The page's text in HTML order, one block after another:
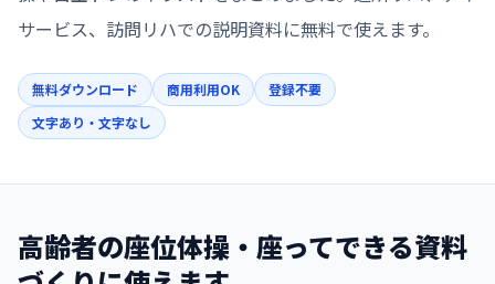
サービス、訪問リハでの説明資料に無料で使えます。
無料ダウンロード 商用利用OK
登録不要
文字あり・文字なし
高齢者の座位体操・座ってできる資料